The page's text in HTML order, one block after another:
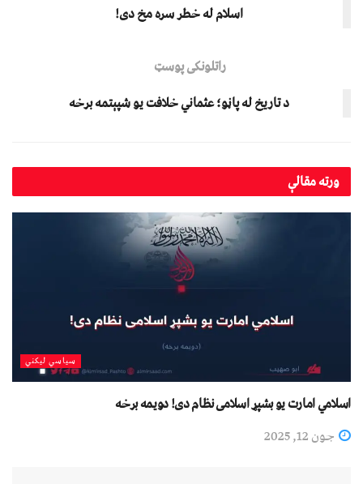
اسلام له خطر سره مخ دی!
راتلونکی پوسټ
د تاریخ له پاڼو؛ عثماني خلافت یو شپېتمه برخه
ورتهمقالې
سیاسي لیکني
اسلامي امارت یو بشپړ اسلامی نظام دی! دویمه برخه
جون 12, 2025